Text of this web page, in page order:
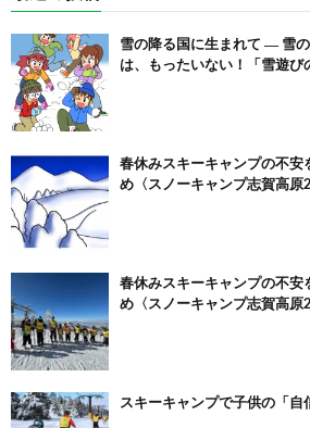
雪の降る国に生まれて ― 雪
は、もったいない！「雪遊び
春休みスキーキャンプの不安
め〈スノーキャンプ志賀高
春休みスキーキャンプの不安
め〈スノーキャンプ志賀高
スキーキャンプで子供の「自